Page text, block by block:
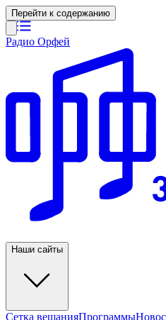
Перейти к содержанию
Радио Орфей
Наши сайты
Сетка вещанияПрограммы